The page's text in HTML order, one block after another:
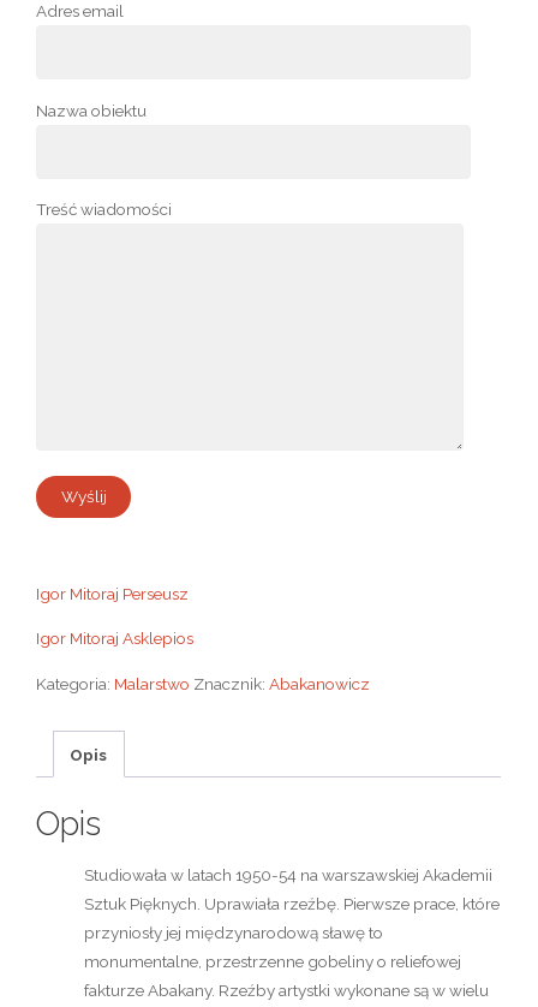
Adres email
Nazwa obiektu
Treść wiadomości
Igor Mitoraj Perseusz
Igor Mitoraj Asklepios
Kategoria: Malarstwo Znacznik:Abakanowicz
Opis
Opis
Studiowała w latach 1950-54 na warszawskiej Akademii
Sztuk Pięknych. Uprawiała rzeźbę. Pierwsze prace, które
przyniosły jej międzynarodową sławę to
monumentalne, przestrzenne gobeliny o reliefowej
fakturze Abakany. Rzeźby artystki wykonane są w wielu